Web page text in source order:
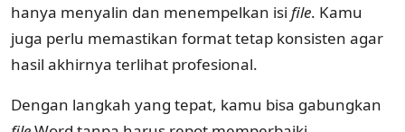
hanya menyalin dan menempelkan isi file. Kamu
juga perlu memastikan format tetap konsisten agar
hasil akhirnya terlihat profesional.
Dengan langkah yang tepat, kamu bisa gabungkan